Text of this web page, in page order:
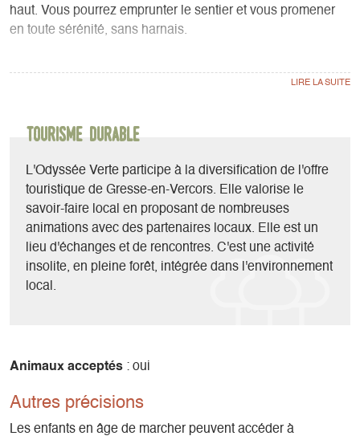
haut. Vous pourrez emprunter le sentier et vous promener
en toute sérénité, sans harnais.
Passée la porte de l’accueil, vous embarquerez sur la
première rampe pour commencer l’immersion. A votre
prendre peu-à-peu de la hauteur.
Vous serez alors surpris de pouvoir adopter le point de vue
d’un écureuil, humer les parfums de la nature et ressentir le
frémissement des hêtres au milieu des sapins. Un moment
magique !
Tout au long de la promenade aérienne, vous aurez tout le
temps de vous laisser surprendre.
haut.
Vous comprendrez mieux l'être vivant extraordinaire qu'est
l'arbre à travers les thèmes choisis par les forestiers : la vie
de l'arbre, son milieu, le feuillage, l'âge et la croissance, la
Tourisme durable
L'Odyssée Verte participe à la diversification de l'offre
touristique de Gresse-en-Vercors. Elle valorise le
savoir-faire local en proposant de nombreuses
animations avec des partenaires locaux. Elle est un
lieu d'échanges et de rencontres. C'est une activité
insolite, en pleine forêt, intégrée dans l'environnement
local.
Animaux acceptés : oui
Autres précisions
Les enfants en âge de marcher peuvent accéder à